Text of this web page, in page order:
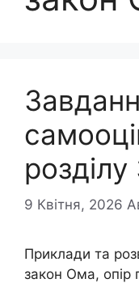
розділу
9 Квітня, 2026
Приклади та
закон Ома, опір